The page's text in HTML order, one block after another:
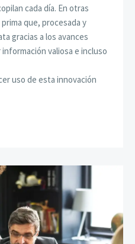
cada día. En otras
que, procesada y
gracias a los avances
valiosa e incluso
uso de esta innovación